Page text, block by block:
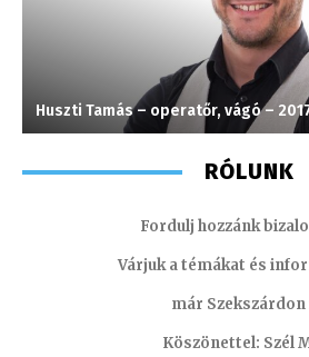
Huszti Tamás – operatőr, vágó –
RÓLUNK
Fordulj hozzánk
Várjuk a témákat és
már Szekszárdon
Köszönettel: Szél